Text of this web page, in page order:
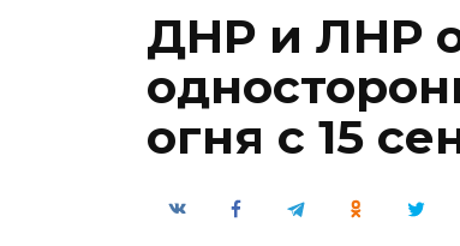
ДНР и ЛНР
огня с 15